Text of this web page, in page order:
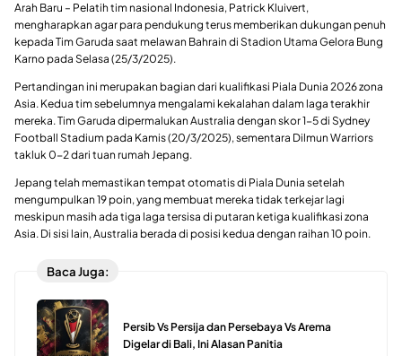
Arah Baru – Pelatih tim nasional Indonesia, Patrick Kluivert,
mengharapkan agar para pendukung terus memberikan dukungan penuh
kepada Tim Garuda saat melawan Bahrain di Stadion Utama Gelora Bung
Karno pada Selasa (25/3/2025).
Pertandingan ini merupakan bagian dari kualifikasi Piala Dunia 2026 zona
Asia. Kedua tim sebelumnya mengalami kekalahan dalam laga terakhir
mereka. Tim Garuda dipermalukan Australia dengan skor 1-5 di Sydney
Football Stadium pada Kamis (20/3/2025), sementara Dilmun Warriors
takluk 0-2 dari tuan rumah Jepang.
Jepang telah memastikan tempat otomatis di Piala Dunia setelah
mengumpulkan 19 poin, yang membuat mereka tidak terkejar lagi
meskipun masih ada tiga laga tersisa di putaran ketiga kualifikasi zona
Asia. Di sisi lain, Australia berada di posisi kedua dengan raihan 10 poin.
Baca Juga:
Persib Vs Persija dan Persebaya Vs Arema
Digelar di Bali, Ini Alasan Panitia